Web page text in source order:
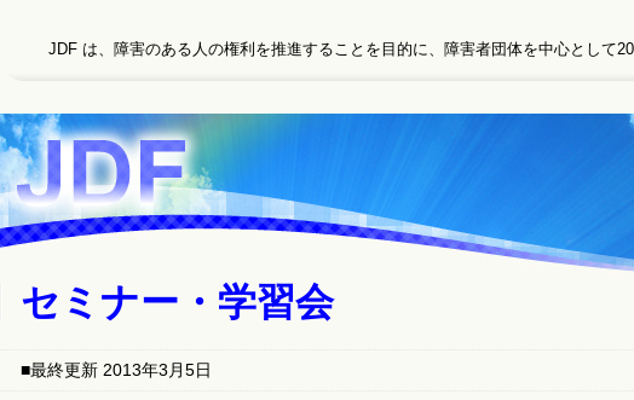
JDF は、障害のある人の権利を推進することを目的に、障害者団体を中心として
セミナー・学習会
■最終更新 2013年3月5日